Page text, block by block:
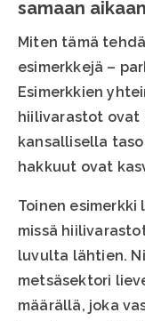
samaan aikaan
Miten tämä
esimerkkejä –
Esimerkkien
hiilivarastot ovat
kansallisella
hakkuut ovat
Toinen
missä
luvulta lähtien.
metsäsektori
määrällä, joka